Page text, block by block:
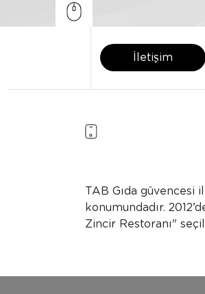
İletişim
TAB Gıda
konumundadır.
Zincir Restoranı"